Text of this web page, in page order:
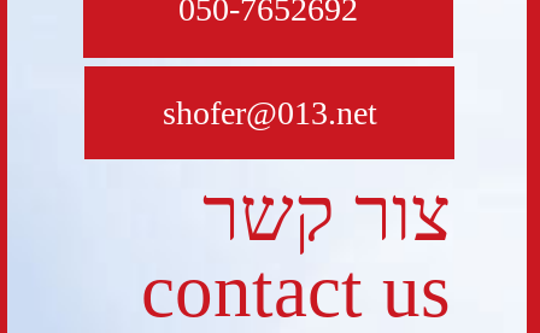
אשמח לעמוד לשרותכם!
טלפון: 972-507652692+
03-9618447
דוא"ל: shofer@013.net
לציון
אדם הרואה עצמו נפגע עקב בעלות שלו על
התמונות/סרטון רשאי לפנות לחב' נחמה